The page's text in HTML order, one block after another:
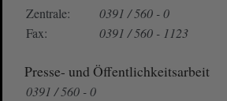
Zentrale:
0391 / 560 - 0
Fax:
0391 / 560 - 1123
Presse- und Öffentlichkeitsarbeit
0391 / 560 - 0